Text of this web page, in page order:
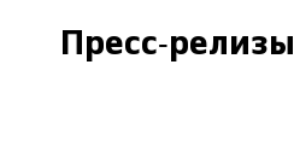
Пресс-релизы